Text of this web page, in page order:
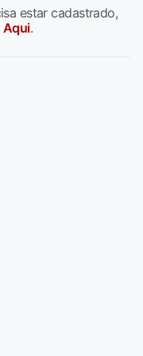
estar cadastrado,
Aqui.